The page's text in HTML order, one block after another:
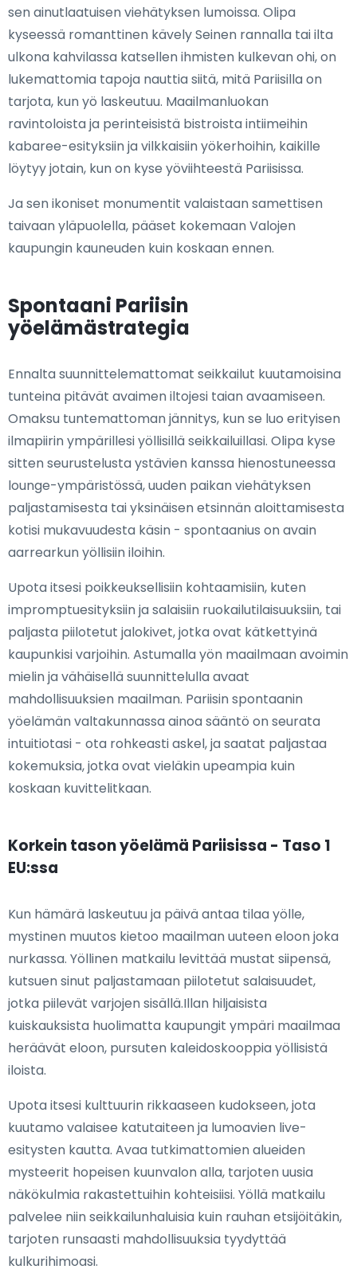
sen ainutlaatuisen viehätyksen lumoissa. Olipa
kyseessä romanttinen kävely Seinen rannalla tai ilta
ulkona kahvilassa katsellen ihmisten kulkevan ohi, on
lukemattomia tapoja nauttia siitä, mitä Pariisilla on
tarjota, kun yö laskeutuu. Maailmanluokan
ravintoloista ja perinteisistä bistroista intiimeihin
kabaree-esityksiin ja vilkkaisiin yökerhoihin, kaikille
löytyy jotain, kun on kyse yöviihteestä Pariisissa.
Ja sen ikoniset monumentit valaistaan samettisen
taivaan yläpuolella, pääset kokemaan Valojen
kaupungin kauneuden kuin koskaan ennen.
Spontaani Pariisin
yöelämästrategia
Ennalta suunnittelemattomat seikkailut kuutamoisina
tunteina pitävät avaimen iltojesi taian avaamiseen.
Omaksu tuntemattoman jännitys, kun se luo erityisen
ilmapiirin ympärillesi yöllisillä seikkailuillasi. Olipa kyse
sitten seurustelusta ystävien kanssa hienostuneessa
lounge-ympäristössä, uuden paikan viehätyksen
paljastamisesta tai yksinäisen etsinnän aloittamisesta
kotisi mukavuudesta käsin - spontaanius on avain
aarrearkun yöllisiin iloihin.
Upota itsesi poikkeuksellisiin kohtaamisiin, kuten
impromptuesityksiin ja salaisiin ruokailutilaisuuksiin, tai
paljasta piilotetut jalokivet, jotka ovat kätkettyinä
kaupunkisi varjoihin. Astumalla yön maailmaan avoimin
mielin ja vähäisellä suunnittelulla avaat
mahdollisuuksien maailman. Pariisin spontaanin
yöelämän valtakunnassa ainoa sääntö on seurata
intuitiotasi - ota rohkeasti askel, ja saatat paljastaa
kokemuksia, jotka ovat vieläkin upeampia kuin
koskaan kuvittelitkaan.
Korkein tason yöelämä Pariisissa - Taso 1
EU:ssa
Kun hämärä laskeutuu ja päivä antaa tilaa yölle,
mystinen muutos kietoo maailman uuteen eloon joka
nurkassa. Yöllinen matkailu levittää mustat siipensä,
kutsuen sinut paljastamaan piilotetut salaisuudet,
jotka piilevät varjojen sisällä.Illan hiljaisista
kuiskauksista huolimatta kaupungit ympäri maailmaa
heräävät eloon, pursuten kaleidoskooppia yöllisistä
iloista.
Upota itsesi kulttuurin rikkaaseen kudokseen, jota
kuutamo valaisee katutaiteen ja lumoavien live-
esitysten kautta. Avaa tutkimattomien alueiden
mysteerit hopeisen kuunvalon alla, tarjoten uusia
näkökulmia rakastettuihin kohteisiisi. Yöllä matkailu
palvelee niin seikkailunhaluisia kuin rauhan etsijöitäkin,
tarjoten runsaasti mahdollisuuksia tyydyttää
kulkurihimoasi.